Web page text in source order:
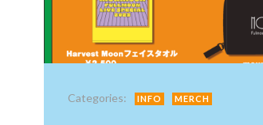
Categories: INFO MERCH